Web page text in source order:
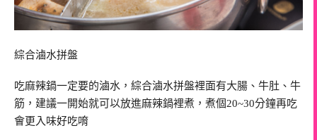
綜合滷水拼盤
吃麻辣鍋一定要的滷水，綜合滷水拼盤裡面有大腸、牛肚、牛
筋，建議一開始就可以放進麻辣鍋裡煮，煮個20~30分鐘再吃
會更入味好吃唷